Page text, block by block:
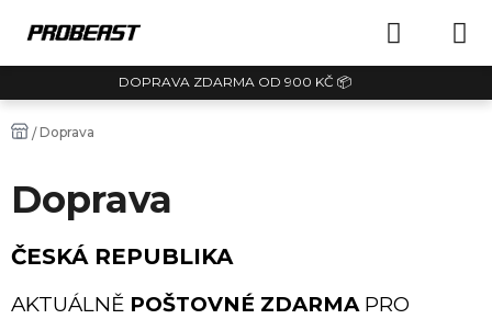
DOPRAVA ZDARMA OD 900 KČ 📦
KOŠÍK
Domů
/ Doprava
Doprava
ČESKÁ REPUBLIKA
AKTUÁLNĚ POŠTOVNÉ ZDARMAPRO